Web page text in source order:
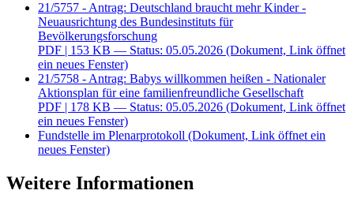
21/5757 - Antrag: Deutschland braucht mehr Kinder -
Neuausrichtung des Bundesinstituts für
Bevölkerungsforschung
PDF | 153 KB — Status: 05.05.2026 (Dokument, Link öffnet
ein neues Fenster)
21/5758 - Antrag: Babys willkommen heißen - Nationaler
Aktionsplan für eine familienfreundliche Gesellschaft
PDF | 178 KB — Status: 05.05.2026 (Dokument, Link öffnet
ein neues Fenster)
Fundstelle im Plenarprotokoll (Dokument, Link öffnet ein
neues Fenster)
Weitere Informationen